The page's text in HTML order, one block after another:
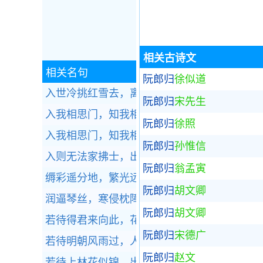
相关古诗文
阮郎归徐似道
阮郎归宋先生
阮郎归徐照
阮郎归孙惟信
阮郎归翁孟寅
阮郎归 胡文卿
阮郎归 胡文卿
阮郎归宋德广
阮郎归 赵文
相关名句
入世冷挑红雪去，离尘香割紫云来。全诗赏析
入我相思门，知我相思苦。全诗赏析
入我相思门，知我相思苦。全诗赏析
入则无法家拂士，出则无敌国外患者，国恒亡
缛彩遥分地，繁光远缀天。全诗赏析
润逼琴丝，寒侵枕障，虫网吹黏帘竹。全诗赏析
若待得君来向此，花前对酒不忍触。全诗赏析
若待明朝风雨过，人在天涯！春在天涯。全诗